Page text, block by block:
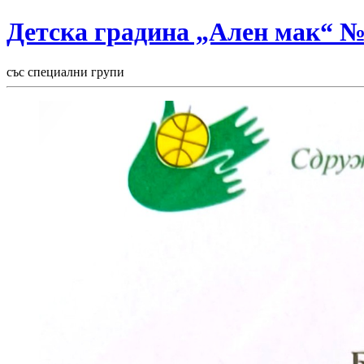
Детска градина „Ален мак“
със специални групи